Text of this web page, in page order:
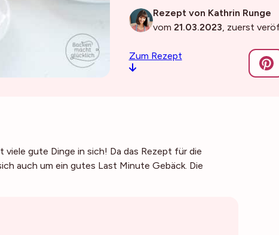
Rezept von Kathrin Runge
vom 21.03.2023, zuerst
Zum Rezept
viele gute Dinge in sich! Da das Rezept für die
auch um ein gutes Last Minute Gebäck. Die